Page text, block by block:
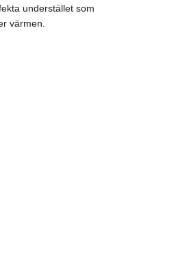
understället som
värmen.